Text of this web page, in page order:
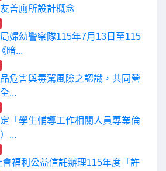
善廁所設計概念
婦幼警察隊115年7月13日至115
暗...
危害與毒駕風險之認識，共同營
...
「學生輔導工作相關人員專業倫
...
福利公益信託辦理115年度「許